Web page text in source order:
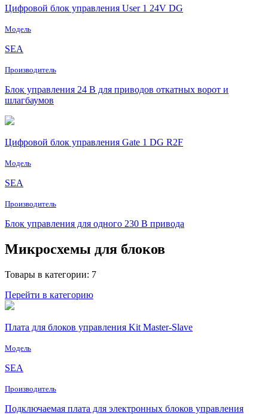
Цифровой блок управления User 1 24V DG
Модель
SEA
Производитель
Блок управления 24 В для приводов откатных ворот и
шлагбаумов
Цифровой блок управления Gate 1 DG R2F
Модель
SEA
Производитель
Блок управления для одного 230 В привода
Микросхемы для блоков
Товары в категории: 7
Перейти в категорию
Плата для блоков управления Kit Master-Slave
Модель
SEA
Производитель
Подключаемая плата для электронных блоков управления